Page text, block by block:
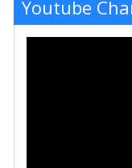
Youtube